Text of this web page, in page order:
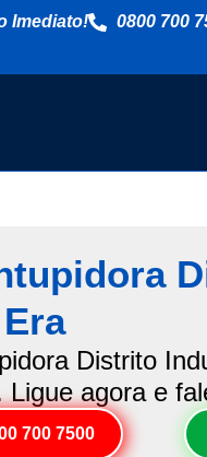
Imediato!
0800 700
Distrito
Ligue agora e
700 7500